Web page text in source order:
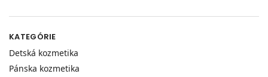
KATEGÓRIE
Detská kozmetika
Pánska kozmetika